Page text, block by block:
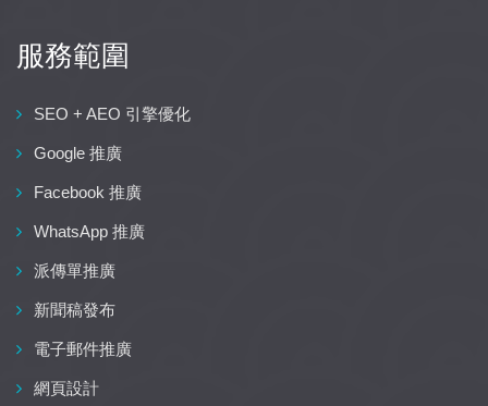
服務範圍
SEO + AEO 引擎優化
Google 推廣
Facebook 推廣
WhatsApp 推廣
派傳單推廣
新聞稿發布
電子郵件推廣
網頁設計